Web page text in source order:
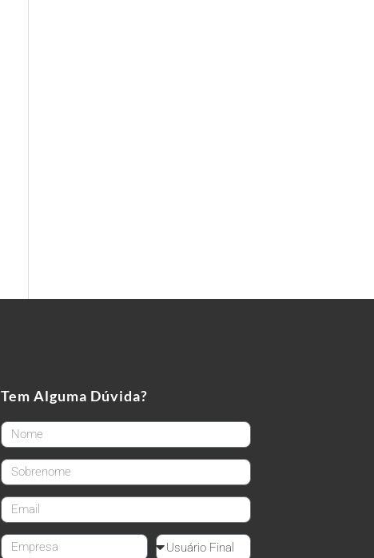
Tem Alguma Dúvida?
FirstName
LastName
email
CompanyName Reseller